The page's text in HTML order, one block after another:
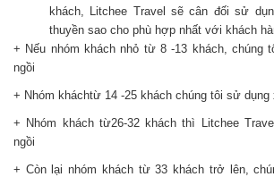
khách, Litchee Travel sẽ cân đối sử
thuyền sao cho phù hợp nhất với khách
+ Nếu nhóm khách nhỏ từ 8 -13 khách, chúng
ngồi
+ Nhóm kháchtừ 14 -25 khách chúng tôi sử dụng
+ Nhóm khách từ26-32 khách thì Litchee
ngồi
+ Còn lại nhóm khách từ 33 khách trở lên,